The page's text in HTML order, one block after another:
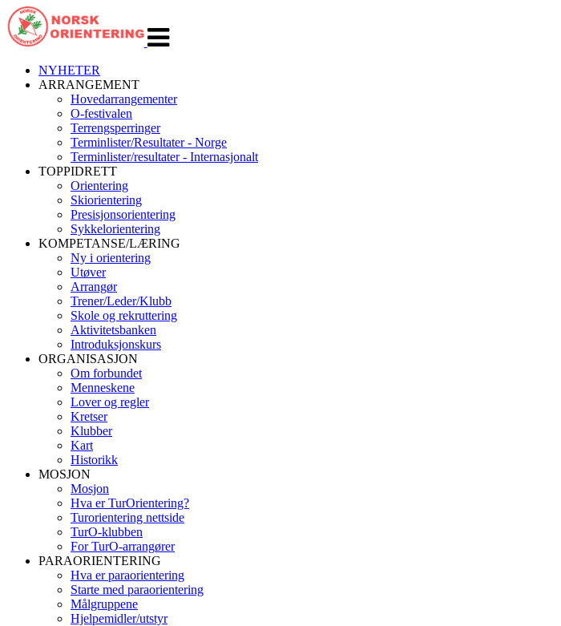
navigasjon
NYHETER
ARRANGEMENT
Hovedarrangementer
O-festivalen
Terrengsperringer
Terminlister/Resultater - Norge
Terminlister/resultater - Internasjonalt
TOPPIDRETT
Orientering
Skiorientering
Presisjonsorientering
Sykkelorientering
KOMPETANSE/LÆRING
Ny i orientering
Utøver
Arrangør
Trener/Leder/Klubb
Skole og rekruttering
Aktivitetsbanken
Introduksjonskurs
ORGANISASJON
Om forbundet
Menneskene
Lover og regler
Kretser
Klubber
Kart
Historikk
MOSJON
Mosjon
Hva er TurOrientering?
Turorientering nettside
TurO-klubben
For TurO-arrangører
PARAORIENTERING
Hva er paraorientering
Starte med paraorientering
Målgruppene
Hjelpemidler/utstyr